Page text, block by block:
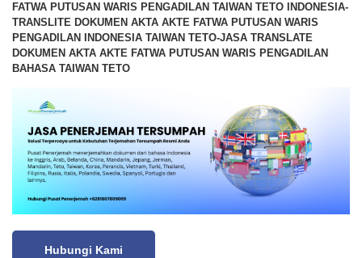
FATWA PUTUSAN WARIS PENGADILAN TAIWAN TETO INDONESIA-
TRANSLITE DOKUMEN AKTA AKTE FATWA PUTUSAN WARIS
PENGADILAN INDONESIA TAIWAN TETO-JASA TRANSLATE
DOKUMEN AKTA AKTE FATWA PUTUSAN WARIS PENGADILAN
BAHASA TAIWAN TETO
Hubungi Kami